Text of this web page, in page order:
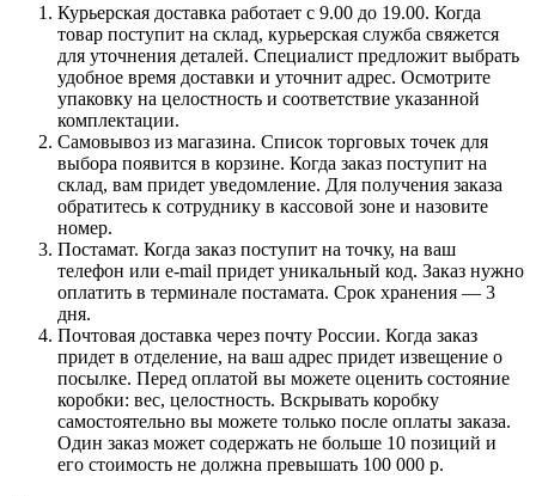
Курьерская доставка работает с 9.00 до 19.00. Когда
товар поступит на склад, курьерская служба свяжется
для уточнения деталей. Специалист предложит выбрать
удобное время доставки и уточнит адрес. Осмотрите
упаковку на целостность и соответствие указанной
комплектации.
Самовывоз из магазина. Список торговых точек для
выбора появится в корзине. Когда заказ поступит на
склад, вам придет уведомление. Для получения заказа
обратитесь к сотруднику в кассовой зоне и назовите
номер.
Постамат. Когда заказ поступит на точку, на ваш
телефон или e-mail придет уникальный код. Заказ нужно
оплатить в терминале постамата. Срок хранения — 3
дня.
Почтовая доставка через почту России. Когда заказ
придет в отделение, на ваш адрес придет извещение о
посылке. Перед оплатой вы можете оценить состояние
коробки: вес, целостность. Вскрывать коробку
самостоятельно вы можете только после оплаты заказа.
Один заказ может содержать не больше 10 позиций и
его стоимость не должна превышать 100 000 р.